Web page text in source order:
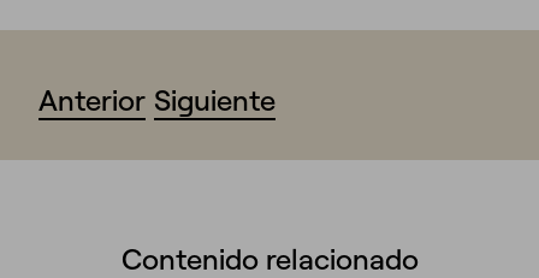
Anterior Siguiente
Contenido relacionado